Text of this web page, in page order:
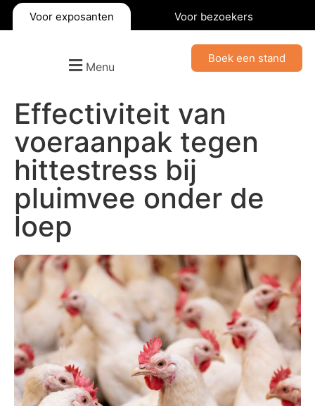
Voor exposanten Voor bezoekers
Menu
Boek een stand
Effectiviteit van
voeraanpak tegen
hittestress bij
pluimvee onder de
loep